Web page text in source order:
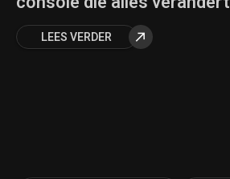
LEES VERDER